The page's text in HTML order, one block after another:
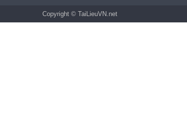
Copyright © TaiLieuVN.net